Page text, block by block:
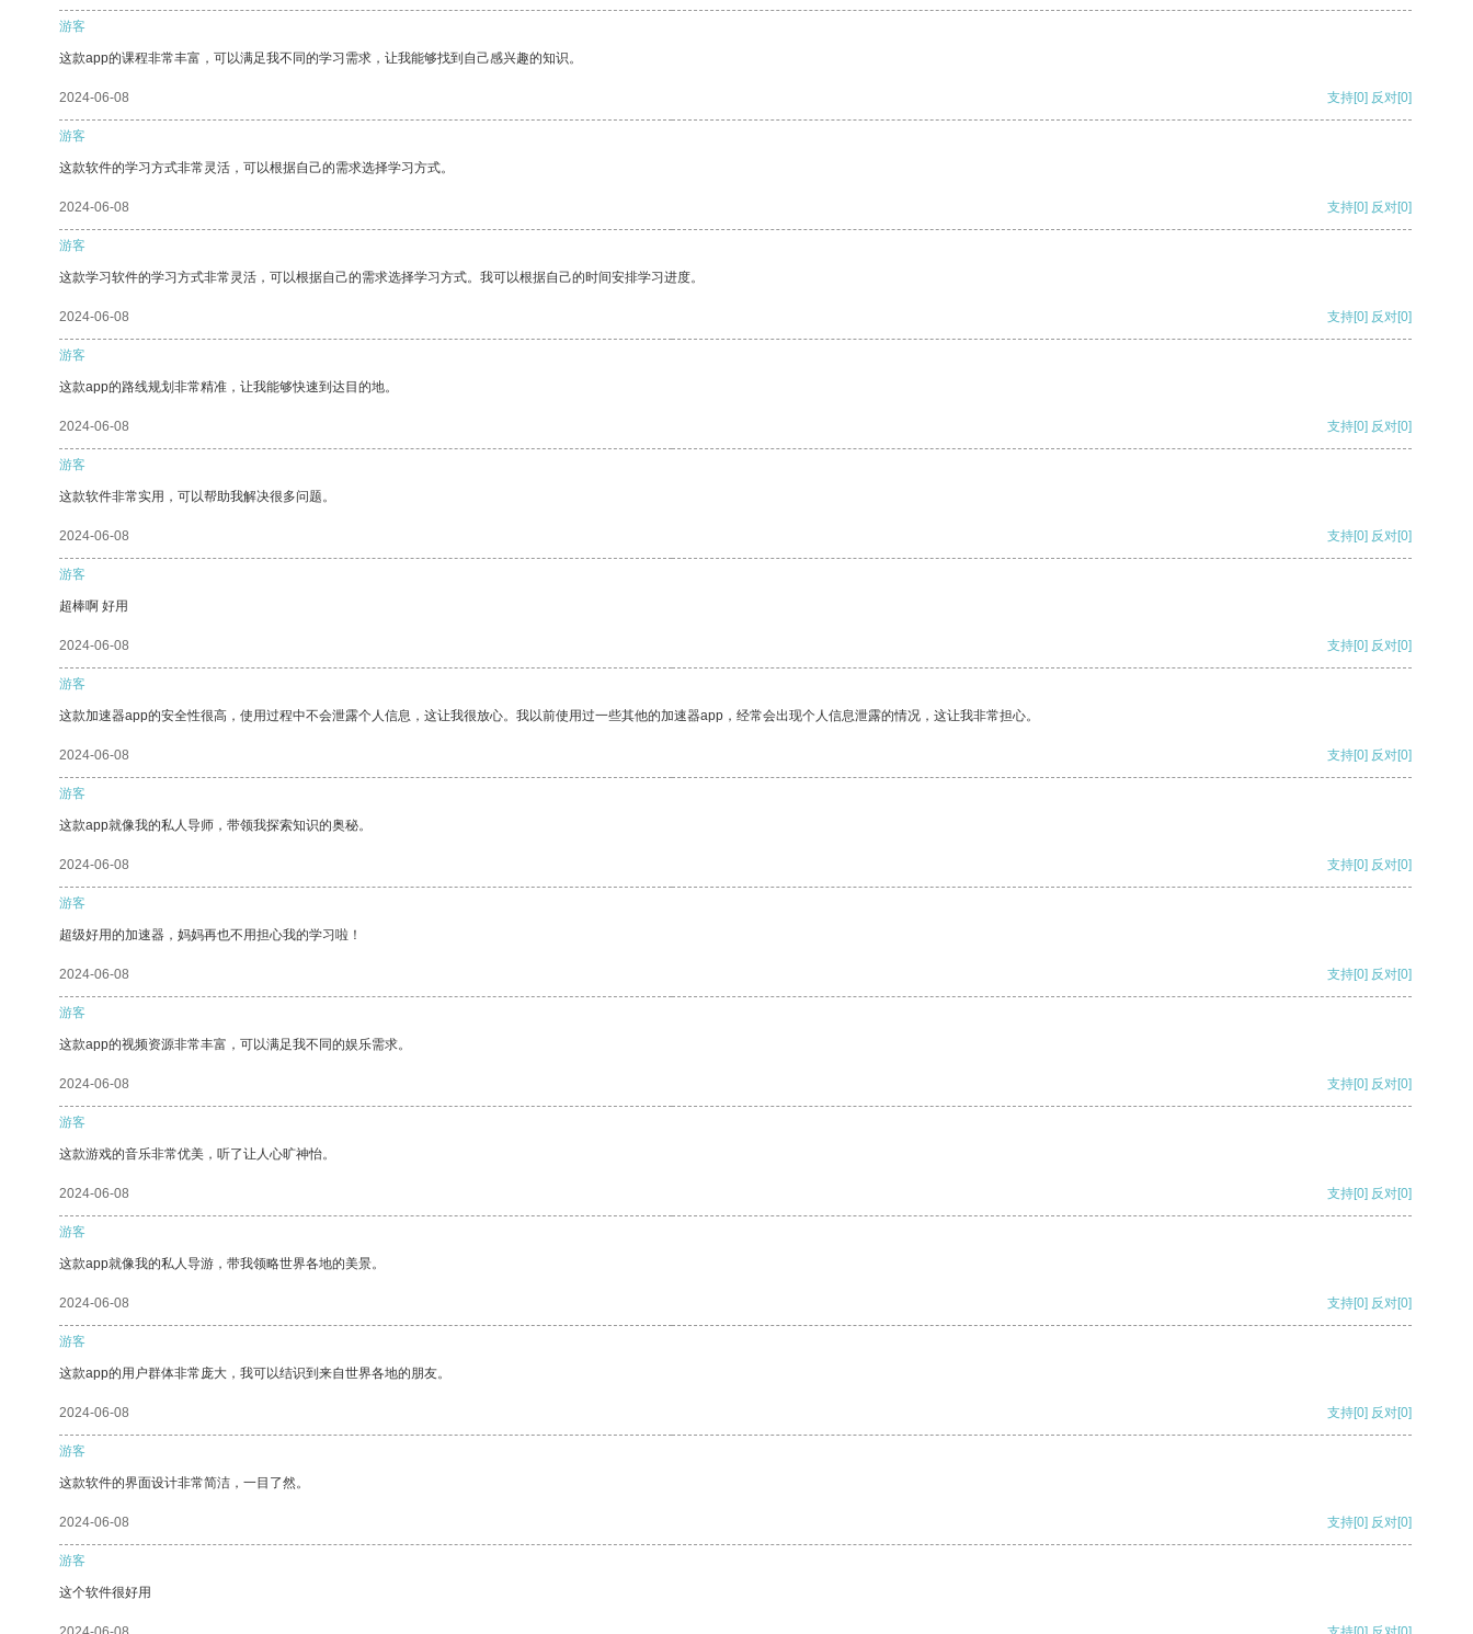
游客
这款app的课程非常丰富，可以满足我不同的学习需求，让我能够找到自己感兴趣的知识。
2024-06-08 支持[0] 反对[0]
游客
这款软件的学习方式非常灵活，可以根据自己的需求选择学习方式。
2024-06-08 支持[0] 反对[0]
游客
这款学习软件的学习方式非常灵活，可以根据自己的需求选择学习方式。我可以根据自己的时间安排学习进度。
2024-06-08 支持[0] 反对[0]
游客
这款app的路线规划非常精准，让我能够快速到达目的地。
2024-06-08 支持[0] 反对[0]
游客
这款软件非常实用，可以帮助我解决很多问题。
2024-06-08 支持[0] 反对[0]
游客
超棒啊 好用
2024-06-08 支持[0] 反对[0]
游客
这款加速器app的安全性很高，使用过程中不会泄露个人信息，这让我很放心。我以前使用过一些其他的加速器app，经常会出现个人信息泄露的情况，这让我非常担心。
2024-06-08 支持[0] 反对[0]
游客
这款app就像我的私人导师，带领我探索知识的奥秘。
2024-06-08 支持[0] 反对[0]
游客
超级好用的加速器，妈妈再也不用担心我的学习啦！
2024-06-08 支持[0] 反对[0]
游客
这款app的视频资源非常丰富，可以满足我不同的娱乐需求。
2024-06-08 支持[0] 反对[0]
游客
这款游戏的音乐非常优美，听了让人心旷神怡。
2024-06-08 支持[0] 反对[0]
游客
这款app就像我的私人导游，带我领略世界各地的美景。
2024-06-08 支持[0] 反对[0]
游客
这款app的用户群体非常庞大，我可以结识到来自世界各地的朋友。
2024-06-08 支持[0] 反对[0]
游客
这款软件的界面设计非常简洁，一目了然。
2024-06-08 支持[0] 反对[0]
游客
这个软件很好用